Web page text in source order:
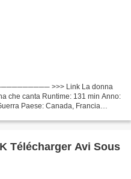
>>> Link La donna
che canta Runtime: 131 min Anno:
Paese: Canada, Francia
Télécharger Avi Sous